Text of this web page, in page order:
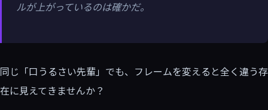
ルが上がっているのは確かだ。
同じ「口うるさい先輩」でも、フレームを変えると全く違う存
在に見えてきませんか？